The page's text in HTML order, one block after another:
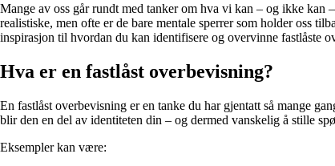
Mange av oss går rundt med tanker om hva vi kan – og ikke
realistiske, men ofte er de bare mentale sperrer som holder oss
inspirasjon til hvordan du kan identifisere og overvinne fastlåste
Hva er en fastlåst overbevisning?
En fastlåst overbevisning er en tanke du har gjentatt så mange
blir den en del av identiteten din – og dermed vanskelig å stille
Eksempler kan være: